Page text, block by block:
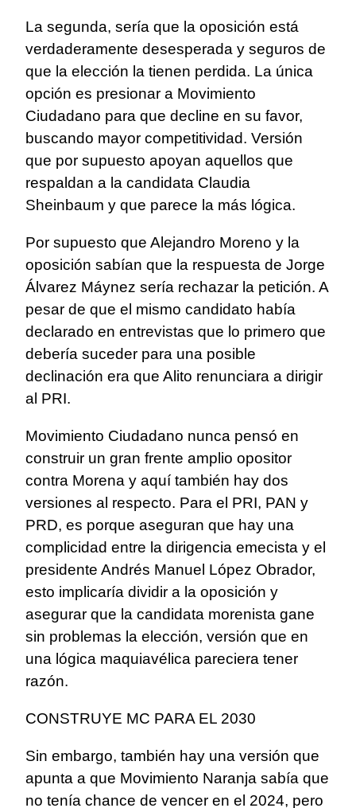
La segunda, sería que la oposición está
verdaderamente desesperada y seguros de
que la elección la tienen perdida. La única
opción es presionar a Movimiento
Ciudadano para que decline en su favor,
buscando mayor competitividad. Versión
que por supuesto apoyan aquellos que
respaldan a la candidata Claudia
Sheinbaum y que parece la más lógica.
Por supuesto que Alejandro Moreno y la
oposición sabían que la respuesta de Jorge
Álvarez Máynez sería rechazar la petición. A
pesar de que el mismo candidato había
declarado en entrevistas que lo primero que
debería suceder para una posible
declinación era que Alito renunciara a dirigir
al PRI.
Movimiento Ciudadano nunca pensó en
construir un gran frente amplio opositor
contra Morena y aquí también hay dos
versiones al respecto. Para el PRI, PAN y
PRD, es porque aseguran que hay una
complicidad entre la dirigencia emecista y el
presidente Andrés Manuel López Obrador,
esto implicaría dividir a la oposición y
asegurar que la candidata morenista gane
sin problemas la elección, versión que en
una lógica maquiavélica pareciera tener
razón.
CONSTRUYE MC PARA EL 2030
Sin embargo, también hay una versión que
apunta a que Movimiento Naranja sabía que
no tenía chance de vencer en el 2024, pero